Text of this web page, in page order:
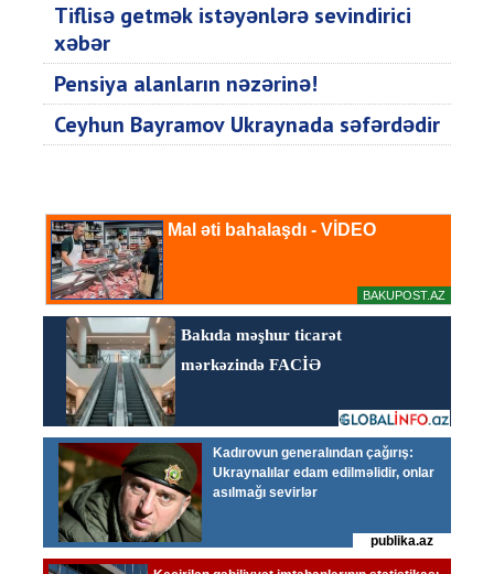
Tiflisə getmək istəyənlərə sevindirici
xəbər
Pensiya alanların nəzərinə!
Ceyhun Bayramov Ukraynada səfərdədir